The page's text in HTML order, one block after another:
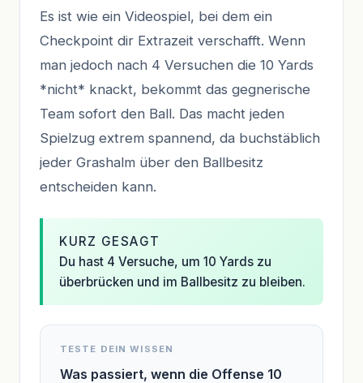
Es ist wie ein Videospiel, bei dem ein
Checkpoint dir Extrazeit verschafft. Wenn
man jedoch nach 4 Versuchen die 10 Yards
*nicht* knackt, bekommt das gegnerische
Team sofort den Ball. Das macht jeden
Spielzug extrem spannend, da buchstäblich
jeder Grashalm über den Ballbesitz
entscheiden kann.
KURZ GESAGT
Du hast 4 Versuche, um 10 Yards zu
überbrücken und im Ballbesitz zu bleiben.
TESTE DEIN WISSEN
Was passiert, wenn die Offense 10